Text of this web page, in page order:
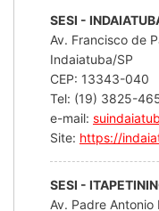
SESI -
Av. Francisco de
Indaiatuba/SP
CEP: 13343-040
Tel: (19) 3825-
e-mail:
Site: https://
SESI -
Av. Padre